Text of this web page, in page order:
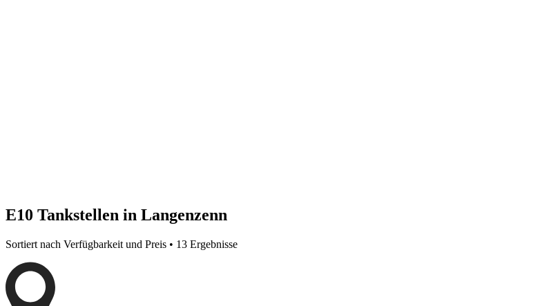
E10 Tankstellen in Langenzenn
Sortiert nach Verfügbarkeit und Preis • 13 Ergebnisse